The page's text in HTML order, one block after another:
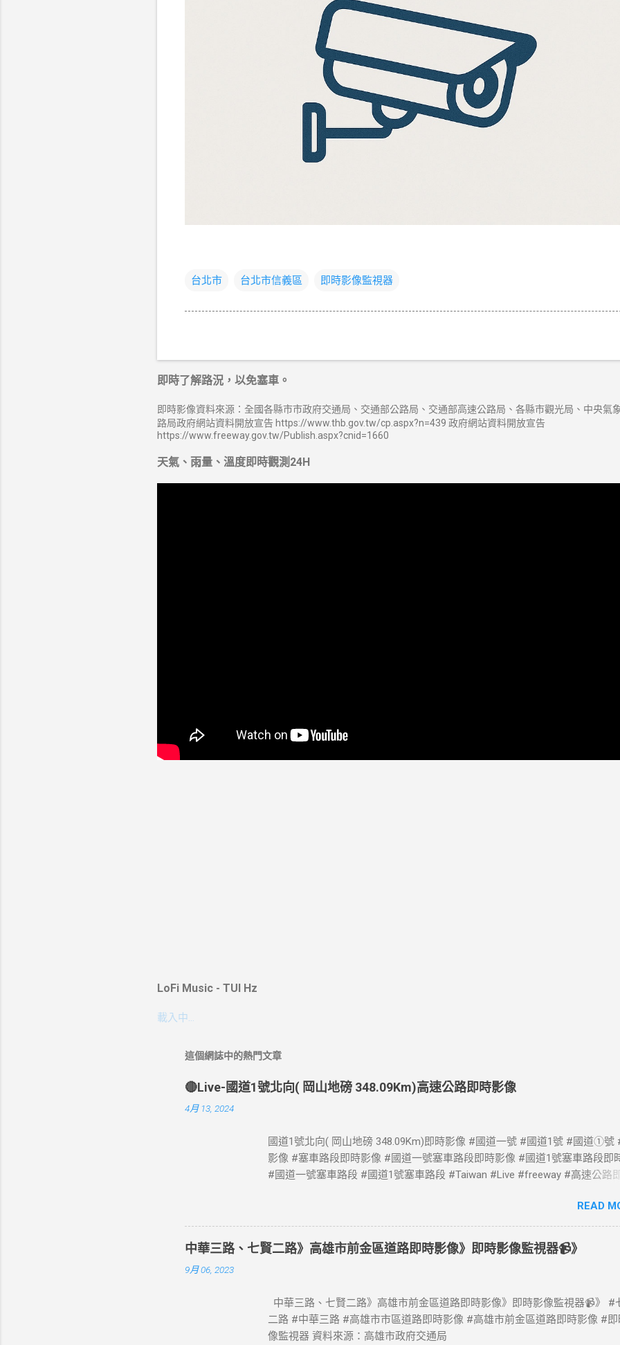
台北市 台北市信義區 即時影像監視器
即時了解路況，以免塞車。
即時影像資料來源：全國各縣市市政府交通局、交通部公路局、交通部高速公路局、各縣市觀光局、中央氣
路局政府網站資料開放宣告 https://www.thb.gov.tw/cp.aspx?n=439 政府網站資料開放宣告
https://www.freeway.gov.tw/Publish.aspx?cnid=1660
天氣、雨量、溫度即時觀測24H
LoFi Music - TUI Hz
載入中…
這個網誌中的熱門文章
🔴Live-國道1號北向( 岡山地磅 348.09Km)高速公路即時影像
4月 13, 2024
國道1號北向( 岡山地磅 348.09Km)即時影像 #國道一號 #國道1號 #國道①號
影像 #塞車路段即時影像 #國道一號塞車路段即時影像 #國道1號塞車路段即
#國道一號塞車路段 #國道1號塞車路段 #Taiwan #Live #freeway #高速公路
網站資料開放宣告 https://www.freeway.gov.tw/Publish.aspx?cnid=1660READ
中華三路、七賢二路》高雄市前金區道路即時影像》即時影像監視器📹》
9月 06, 2023
中華三路、七賢二路》高雄市前金區道路即時影像》即時影像監視器📹》 #
二路 #中華三路 #高雄市市區道路即時影像 #高雄市前金區道路即時影像 #
像監視器 資料來源：高雄市政府交通局